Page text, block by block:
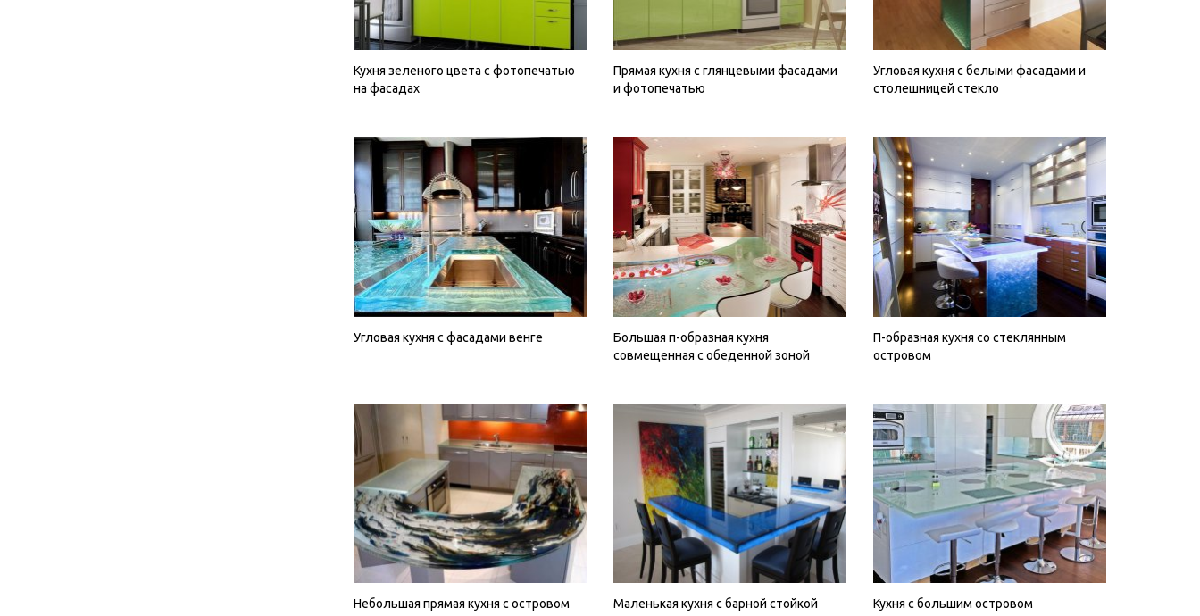
Кухня зеленого цвета с фотопечатью
на фасадах
Прямая кухня с глянцевыми фасадами
и фотопечатью
Угловая кухня с белыми фасадами и
столешницей стекло
Угловая кухня с фасадами венге
Большая п-образная кухня
совмещенная с обеденной зоной
П-образная кухня со стеклянным
островом
Небольшая прямая кухня с островом Маленькая кухня с барной стойкой Кухня с большим островом